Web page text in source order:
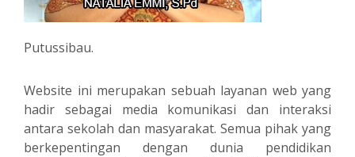
Putussibau.
Website ini merupakan sebuah layanan web yang
hadir sebagai media komunikasi dan interaksi
antara sekolah dan masyarakat. Semua pihak yang
berkepentingan dengan dunia pendidikan